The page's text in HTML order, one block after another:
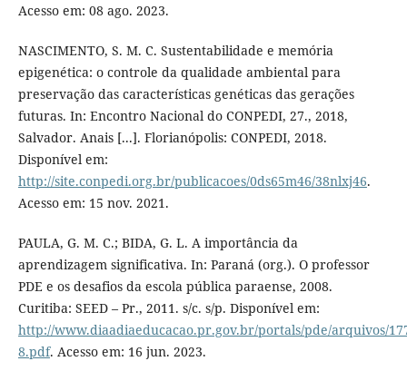
Acesso em: 08 ago. 2023.
NASCIMENTO, S. M. C. Sustentabilidade e memória
epigenética: o controle da qualidade ambiental para
preservação das características genéticas das gerações
futuras. In: Encontro Nacional do CONPEDI, 27., 2018,
Salvador. Anais [...]. Florianópolis: CONPEDI, 2018.
Disponível em:
http://site.conpedi.org.br/publicacoes/0ds65m46/38nlxj46.
Acesso em: 15 nov. 2021.
PAULA, G. M. C.; BIDA, G. L. A importância da
aprendizagem significativa. In: Paraná (org.). O professor
PDE e os desafios da escola pública paraense, 2008.
Curitiba: SEED – Pr., 2011. s/c. s/p. Disponível em:
http://www.diaadiaeducacao.pr.gov.br/portals/pde/arquivos/
8.pdf. Acesso em: 16 jun. 2023.